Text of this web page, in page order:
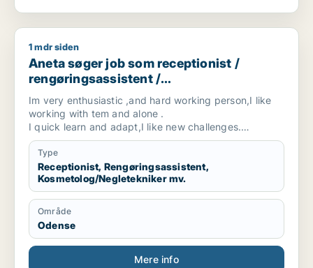
Aneta søger job som receptionist / rengøringsassistent /
1 mdr siden
Aneta søger job som receptionist /
rengøringsassistent /
kosmetolog/negletekniker / børnepasser
/ tjener
Im very enthusiastic ,and hard working person,I like
working with tem and alone .
I quick learn and adapt,I like new challenges.
Give me chance:)
Type
Receptionist, Rengøringsassistent,
Kosmetolog/Negletekniker mv.
Område
Odense
Mere info